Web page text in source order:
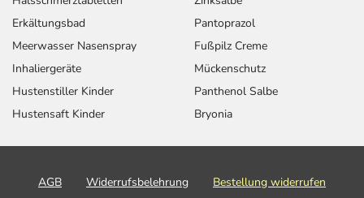
Erkältungsbad
Meerwasser Nasenspray
Inhaliergeräte
Hustenstiller Kinder
Hustensaft Kinder
Pantoprazol
Fußpilz Creme
Mückenschutz
Panthenol Salbe
Bryonia
AGB Widerrufsbelehrung
Bestellung widerrufen